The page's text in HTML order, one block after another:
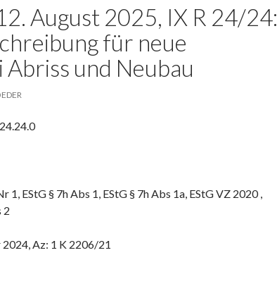
August 2025, IX R 24/24:
für neue
und Neubau
1, EStG § 7h Abs 1, EStG § 7h Abs 1a, EStG VZ 2020 ,
2
Az: 1 K 2206/21